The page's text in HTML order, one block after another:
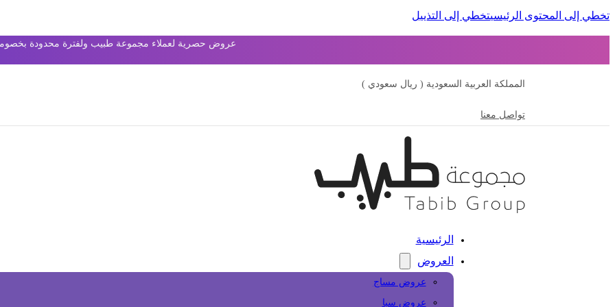
تخطي إلى المحتوى الرئيسيتخطي إلى التذييل
عروض حصرية لعملاء مجموعة طبيب ولفترة محدودة بخصومات
المملكة العربية السعودية ( ريال سعودي )
تواصل معنا
الرئيسية
العروض
عروض مساج
عروض سبا